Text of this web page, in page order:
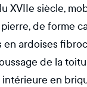
XVIIe siècle,
de forme
en ardoises
de la
en